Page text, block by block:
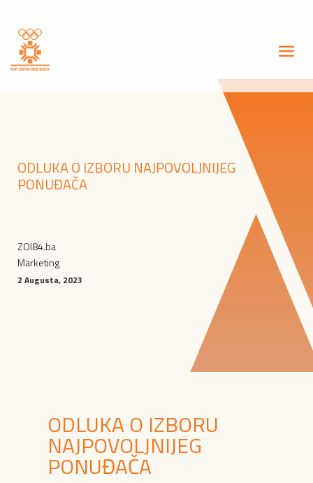
ODLUKA O IZBORU NAJPOVOLJNIJEG
PONUĐAČA
ZOI84.ba
Marketing
2 Augusta, 2023
ODLUKA O IZBORU
NAJPOVOLJNIJEG
PONUĐAČA